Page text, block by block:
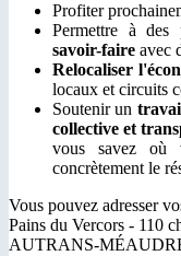
Profiter
Permettre à
savoir-faire avec
Relocaliser
locaux et circuits
Soutenir un
collective et
vous savez où
concrètement le
Vous pouvez adresser
Pains du Vercors - 110
AUTRANS-